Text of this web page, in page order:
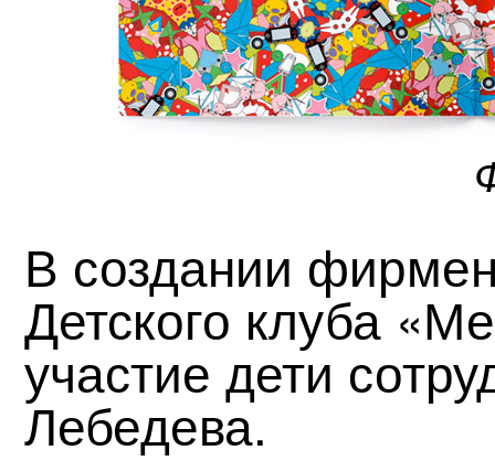
В создании
Детского клуба
участие дети
Лебедева.